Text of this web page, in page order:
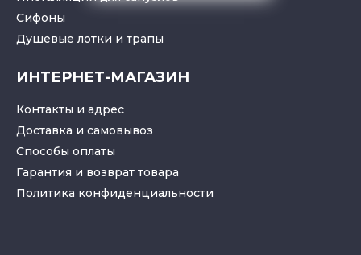
Cифоны
Душевые лотки и трапы
ИНТЕРНЕТ-МАГАЗИН
Контакты и адрес
Доставка и самовывоз
Способы оплаты
Гарантия и возврат товара
Политика конфиденциальности